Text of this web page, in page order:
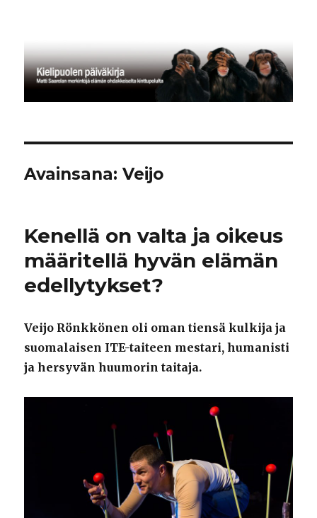
Avainsana:Veijo
Kenellä on valta ja oikeus
määritellä hyvän elämän
edellytykset?
Veijo Rönkkönen oli oman tiensä kulkija ja
suomalaisen ITE-taiteen mestari, humanisti
ja hersyvän huumorin taitaja.